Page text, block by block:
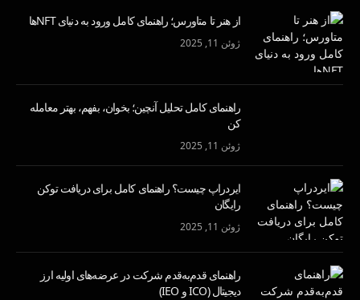
از هنر تا متاورس؛ راهنمای کامل ورود به دنیای NFTها
ژوئن 11, 2025
راهنمای کامل تحلیل آنچین؛ بخوان، بفهم، بهتر معامله
کن
ژوئن 11, 2025
ایردراپ چیست؟ راهنمای کامل برای دریافت توکن
رایگان
ژوئن 11, 2025
راهنمای قدم‌به‌قدم شرکت در عرضه‌های اولیه ارز
دیجیتال (ICO و IEO)